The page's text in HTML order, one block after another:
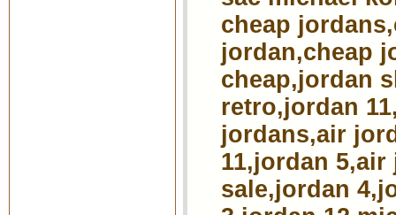
cheap
jordan,cheap
cheap,jordan
retro,jordan
jordans,air
11,jordan
sale,jordan